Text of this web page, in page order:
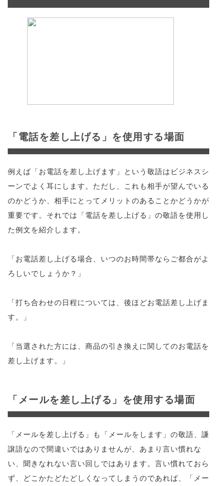
「電話を差し上げる」を使用する場面
例えば「お電話を差し上げます」という敬語はビジネスシ
ーンでよく耳にします。ただし、これも相手が望んでいる
のかどうか、相手にとってメリットのあることかどうかが
重要です。それでは「電話を差し上げる」の敬語を使用し
た例文を紹介します。
「お電話差し上げる場合、いつのお時間帯ならご都合がよ
ろしいでしょうか？」
「打ち合わせの日程については、後ほどお電話差し上げま
す。」
「当選された方には、商品の引き換えに関してのお電話を
差し上げます。」
「メールを差し上げる」を使用する場面
「メールを差し上げる」も「メールをします」の敬語、謙
譲語なので間違いではありませんが、あまり言い慣れな
い、聞きなれない言い回しではあります。言い慣れておら
ず、どこかたどたどしくなってしまうのであれば、「メー